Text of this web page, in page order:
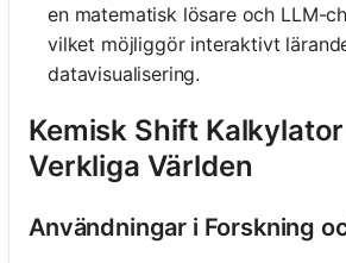
en matematisk lösare och LLM-
vilket möjliggör interaktivt
datavisualisering.
Kemisk Shift
Verkliga Världen
Användningar i Forskning